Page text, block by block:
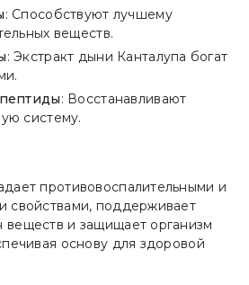
: Способствуют лучшему
веществ.
: Экстракт дыни Канталупа богат
: Восстанавливают
систему.
противовоспалительными и
свойствами, поддерживает
и защищает организм
основу для здоровой